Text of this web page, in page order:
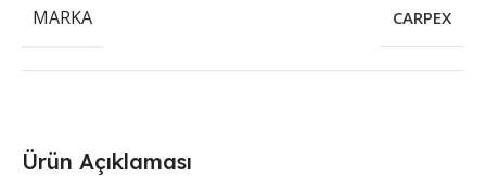
Ürün Açıklaması
MARKA CARPEX